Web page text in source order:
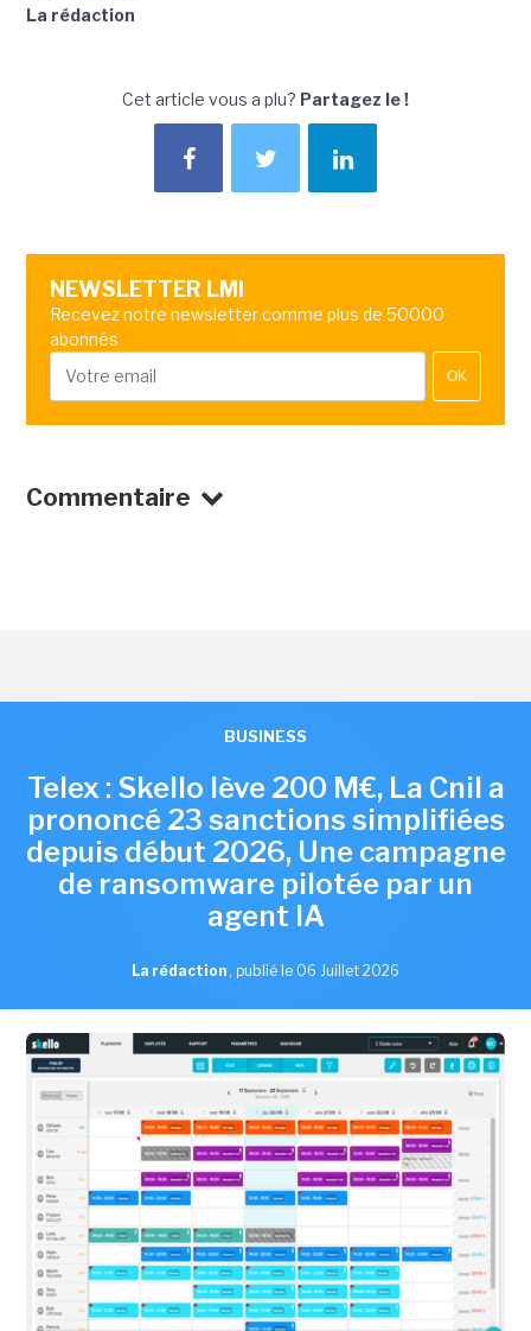
La rédaction
Cet article vous a plu? Partagez le !
NEWSLETTER LMI
Recevez notre newsletter comme plus de 50000
abonnés
OK
Commentaire
BUSINESS
Telex : Skello lève 200 M€, La Cnil a
prononcé 23 sanctions simplifiées
depuis début 2026, Une campagne
de ransomware pilotée par un
agent IA
La rédaction , publié le 06 Juillet 2026